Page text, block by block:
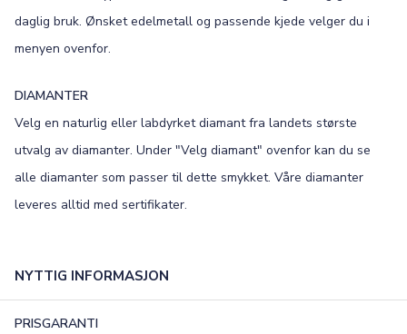
daglig bruk. Ønsket edelmetall og passende kjede velger du i
menyen ovenfor.
DIAMANTER
Velg en naturlig eller labdyrket diamant fra landets største
utvalg av diamanter. Under "Velg diamant" ovenfor kan du se
alle diamanter som passer til dette smykket. Våre diamanter
leveres alltid med sertifikater.
NYTTIG INFORMASJON
PRISGARANTI